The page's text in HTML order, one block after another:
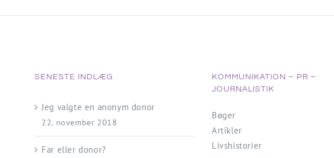
SENESTE INDLÆG
Jeg valgte en anonym donor
22. november 2018
Far eller donor?
KOMMUNIKATION – PR –
JOURNALISTIK
Bøger
Artikler
Livshistorier